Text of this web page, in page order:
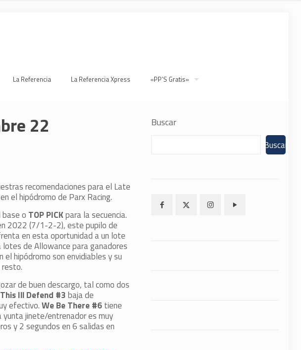
La Referencia La Referencia Xpress «PP’S Gratis»
22
recomendaciones para el Late
el hipódromo de Parx Racing.
o TOP PICKpara la secuencia.
2022 (7/1-2-2), este pupilo de
en esta oportunidad a un lote
de Allowance para ganadores
el hipódromo son envidiables y su
de buen descargo, tal como dos
This Ill Defend #3baja de
efectivo.We Be There #6tiene
yunta jinete/entrenador es muy
y 2 segundos en 6 salidas en
Buscar
Buscar